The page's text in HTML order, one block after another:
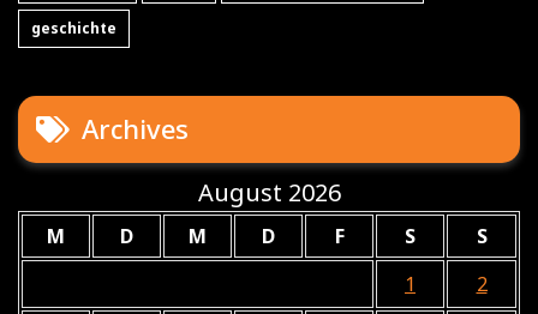
geschichte
Archives
August 2026
M D M D F S
S
1
2